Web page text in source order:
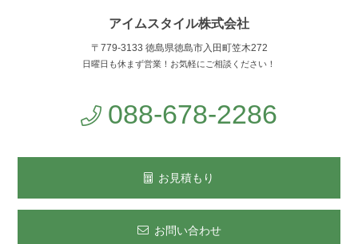
アイムスタイル株式会社
〒779-3133 徳島県徳島市入田町笠木272
日曜日も休まず営業！お気軽にご相談ください！
088-678-2286
お見積もり
お問い合わせ